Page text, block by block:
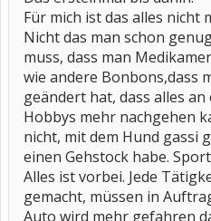
Für mich ist das alles nicht
Nicht das man schon
muss, dass man
wie andere Bonbons,dass
geändert hat, dass alles
Hobbys mehr nachgehen
nicht, mit dem Hund gassi
einen Gehstock habe.
Alles ist vorbei. Jede
gemacht, müssen in
Auto wird mehr gefahren